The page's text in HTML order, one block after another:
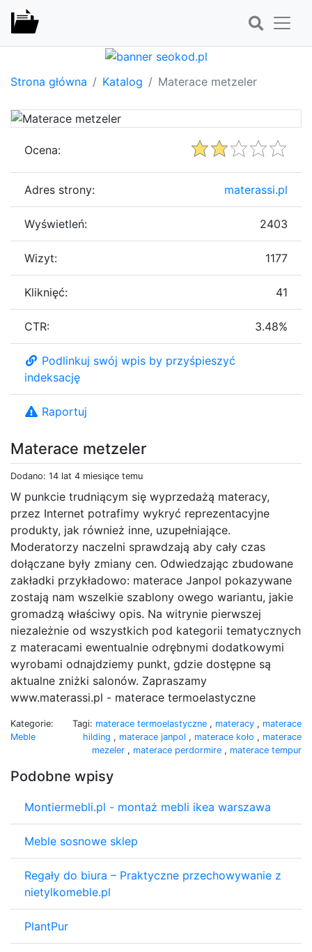
Strona główna Katalog Materace metzeler
Materace metzeler
Dodano: 14 lat 4 miesiące temu
W punkcie trudniącym się wyprzedażą materacy,
przez Internet potrafimy wykryć reprezentacyjne
produkty, jak również inne, uzupełniające.
Moderatorzy naczelni sprawdzają aby cały czas
dołączane były zmiany cen. Odwiedzając zbudowane
zakładki przykładowo: materace Janpol pokazywane
zostają nam wszelkie szablony owego wariantu, jakie
gromadzą właściwy opis. Na witrynie pierwszej
niezależnie od wszystkich pod kategorii tematycznych
z materacami ewentualnie odrębnymi dodatkowymi
wyrobami odnajdziemy punkt, gdzie dostępne są
aktualne zniżki salonów. Zapraszamy
www.materassi.pl - materace termoelastyczne
Kategorie:
Meble
Tagi: materace termoelastyczne , materacy , materace
hilding , materace janpol , materace koło , materace
mezeler , materace perdormire , materace tempur
Podobne wpisy
Montiermebli.pl - montaż mebli ikea warszawa
Meble sosnowe sklep
Regały do biura – Praktyczne przechowywanie z
nietylkomeble.pl
PlantPur
Ocena:
Adres strony: materassi.pl
Wyświetleń: 2403
Wizyt: 1177
Kliknięć: 41
CTR: 3.48%
Podlinkuj swój wpis by przyśpieszyć
indeksację
Raportuj